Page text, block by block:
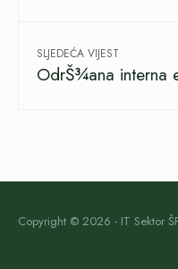
SLJEDEĆA VIJEST
OdrŠ¾ana interna
Copyright © 2026 - IT Sektor